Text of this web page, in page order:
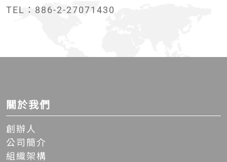
TEL：886-2-27071430
關於我們
創辦人
公司簡介
組織架構